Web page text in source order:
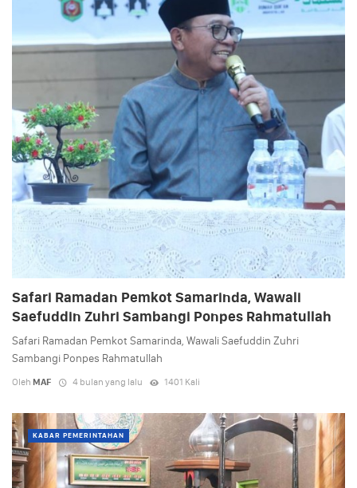
Safari Ramadan Pemkot Samarinda, Wawali
Saefuddin Zuhri Sambangi Ponpes Rahmatullah
Safari Ramadan Pemkot Samarinda, Wawali Saefuddin Zuhri
Sambangi Ponpes Rahmatullah
Oleh MAF 4 bulan yang lalu 1401 Kali
KABAR PEMERINTAHAN